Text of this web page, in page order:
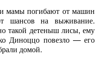
мамы погибают от машин
шансов на выживание.
такой детеныш лисы, ему
Диноццо повезло — его
домой.